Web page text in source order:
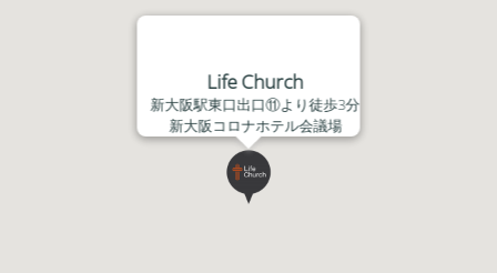
Life Church
新大阪駅東口出口⑪より徒歩3分
新大阪コロナホテル会議場